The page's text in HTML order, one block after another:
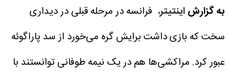
به گزارشاینتیتر، فرانسه در مرحله قبلی در دیداری
سخت که بازی داشت برایش گره می‌خورد از سد پاراگوئه
عبور کرد. مراکشی‌ها هم در یک نیمه طوفانی توانستند با